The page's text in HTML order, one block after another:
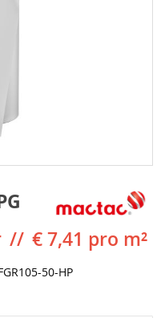
€ 7,41 pro m²
50-HP